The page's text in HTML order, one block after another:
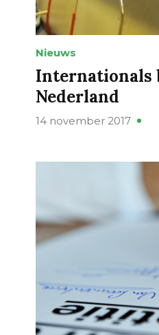
Nieuws
Internationals
Nederland
14 november 2017